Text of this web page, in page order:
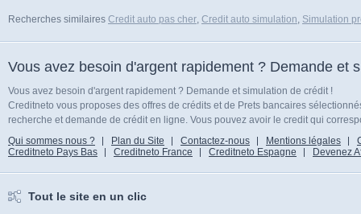
Recherches similaires Credit auto pas cher, Credit auto simulation, Simulation
Vous avez besoin d'argent rapidement ? Demande et
Vous avez besoin d'argent rapidement ? Demande et simulation de crédit !
Creditneto vous proposes des offres de crédits et de Prets bancaires
recherche et demande de crédit en ligne. Vous pouvez avoir le credit qui
Qui sommes nous ?
Plan du Site Contactez-nous Mentions légales
Creditneto Pays Bas
Creditneto France Creditneto Espagne Devenez
Tout le site en un clic